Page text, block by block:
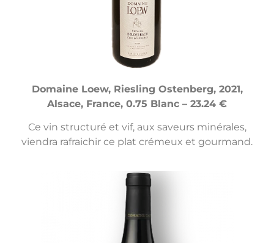
Domaine Loew, Riesling Ostenberg, 2021,
Alsace, France, 0.75 Blanc – 23.24 €
Ce vin structuré et vif, aux saveurs minérales,
viendra rafraichir ce plat crémeux et gourmand.